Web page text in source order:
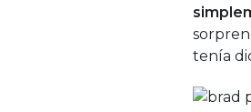
tenía